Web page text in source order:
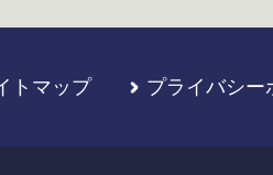
トマップ プライバシー